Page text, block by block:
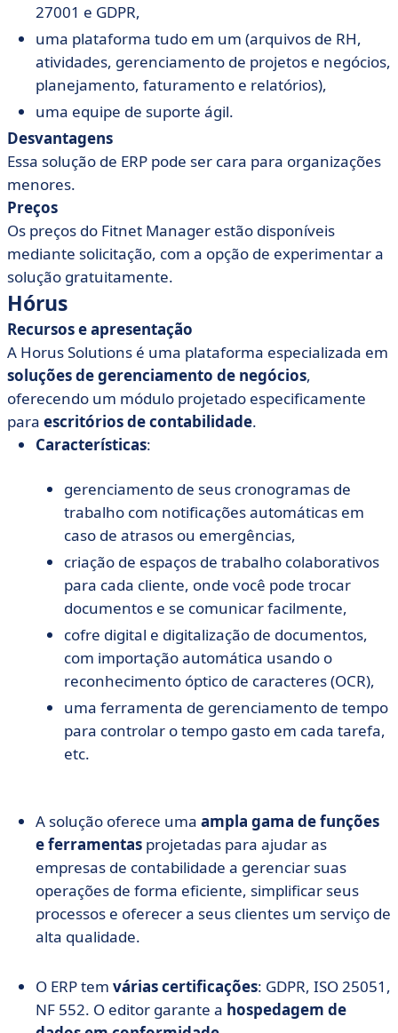
27001 e GDPR,
uma plataforma tudo em um (arquivos de RH,
atividades, gerenciamento de projetos e negócios,
planejamento, faturamento e relatórios),
uma equipe de suporte ágil.
Desvantagens
Essa solução de ERP pode ser cara para organizações
menores.
Preços
Os preços do Fitnet Manager estão disponíveis
mediante solicitação, com a opção de experimentar a
solução gratuitamente.
Hórus
Recursos e apresentação
A Horus Solutions é uma plataforma especializada em
soluções de gerenciamento de negócios,
oferecendo um módulo projetado especificamente
para escritórios de contabilidade.
Características:
gerenciamento de seus cronogramas de
trabalho com notificações automáticas em
caso de atrasos ou emergências,
criação de espaços de trabalho colaborativos
para cada cliente, onde você pode trocar
documentos e se comunicar facilmente,
cofre digital e digitalização de documentos,
com importação automática usando o
reconhecimento óptico de caracteres (OCR),
uma ferramenta de gerenciamento de tempo
para controlar o tempo gasto em cada tarefa,
etc.
A solução oferece uma ampla gama de funções
e ferramentas projetadas para ajudar as
empresas de contabilidade a gerenciar suas
operações de forma eficiente, simplificar seus
processos e oferecer a seus clientes um serviço de
alta qualidade.
O ERP tem várias certificações: GDPR, ISO 25051,
NF 552. O editor garante a hospedagem de